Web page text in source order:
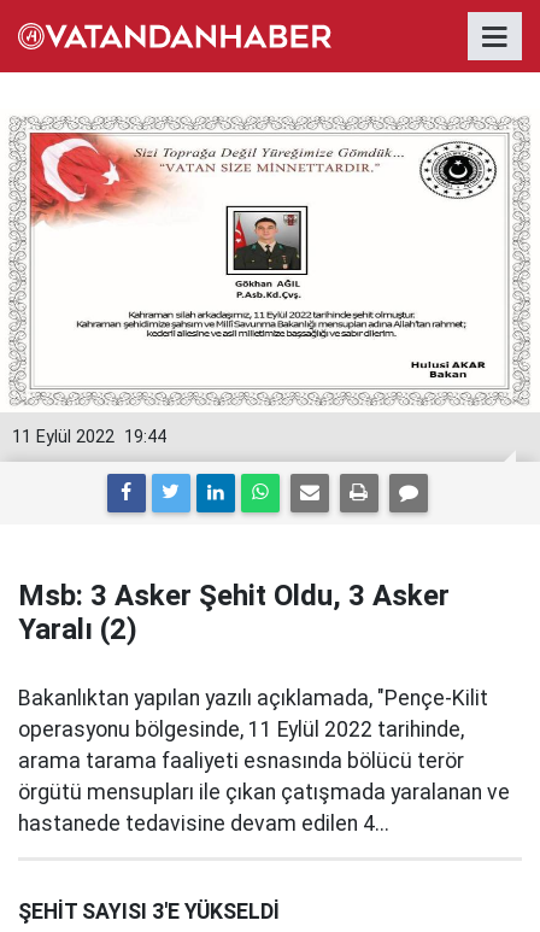
19:44
11 Eylül 2022
Msb: 3 Asker Şehit Oldu, 3 Asker
Yaralı (2)
Bakanlıktan yapılan yazılı açıklamada, "Pençe-Kilit
operasyonu bölgesinde, 11 Eylül 2022 tarihinde,
arama tarama faaliyeti esnasında bölücü terör
örgütü mensupları ile çıkan çatışmada yaralanan ve
hastanede tedavisine devam edilen 4...
ŞEHİT SAYISI 3'E YÜKSELDİ